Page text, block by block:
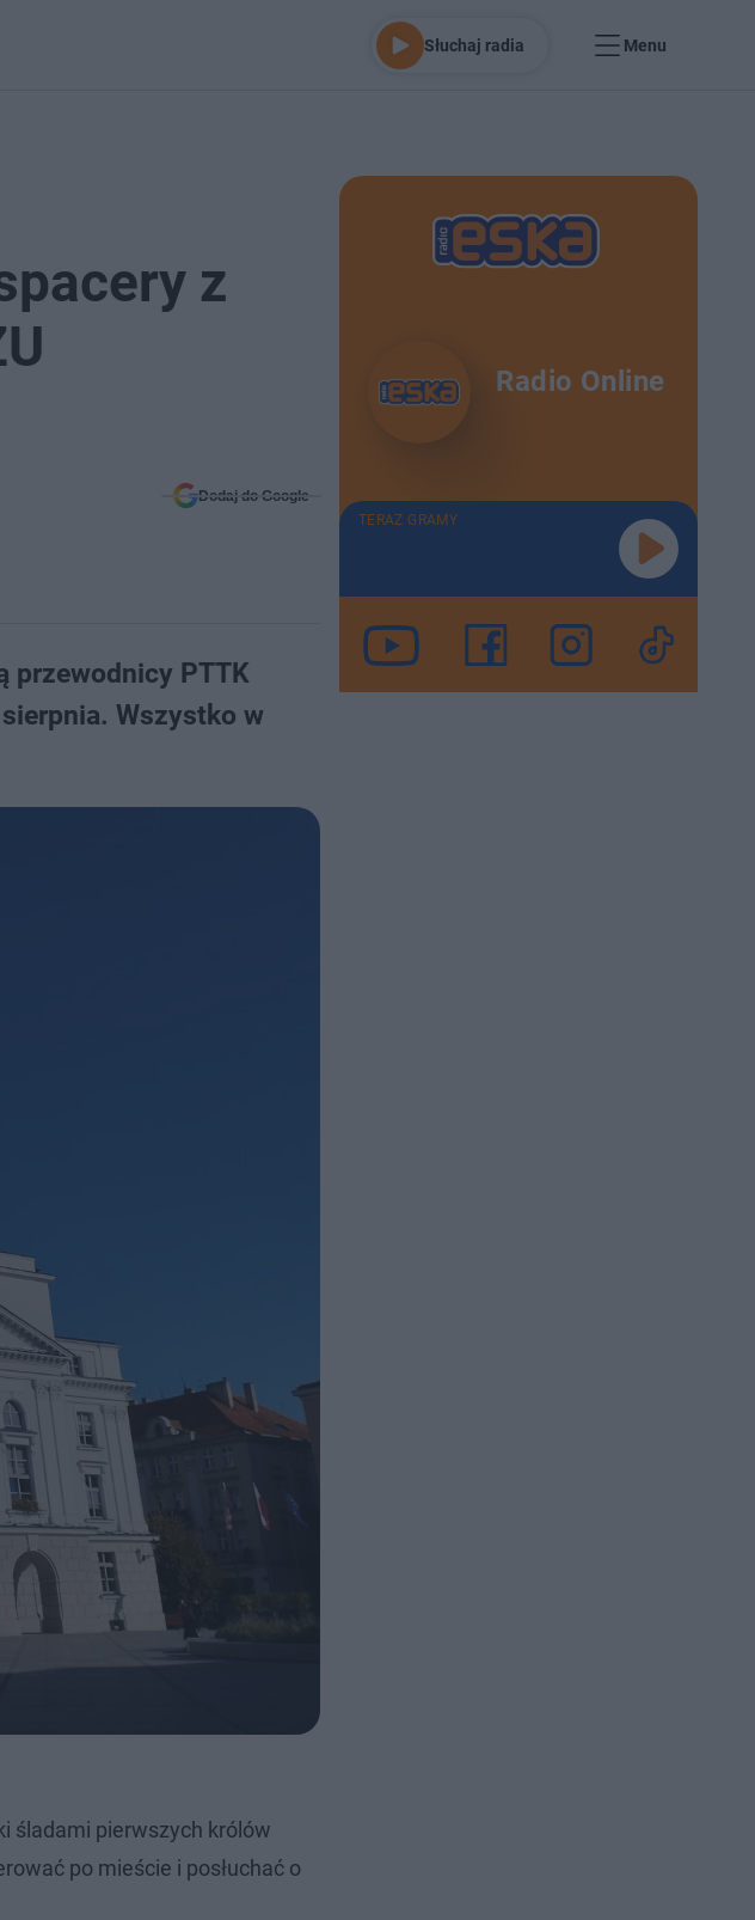
Słuchaj radia Menu
z
Dodaj do Google
przewodnicy PTTK
Wszystko w
śladami pierwszych królów
po mieście i posłuchać o
Radio Online
TERAZ GRAMY